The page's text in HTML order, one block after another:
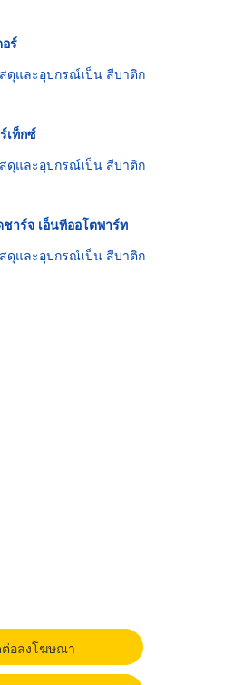
อร์
ดุและอุปกรณ์เป็น สีบาติก
เท็กซ์
ดุและอุปกรณ์เป็น สีบาติก
าร์จ เอ็นทีออโตพาร์ท
ดุและอุปกรณ์เป็น สีบาติก
อลงโฆษณา